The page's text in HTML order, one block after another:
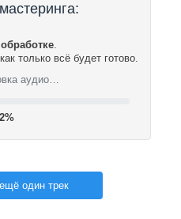
.
только всё будет готово.
аудио…
один трек